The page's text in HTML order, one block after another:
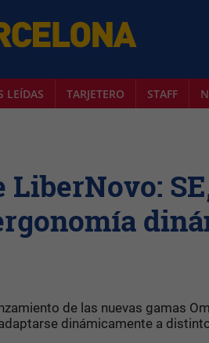
LEÍDAS TARJETERO STAFF
de las nuevas gamas
dinámicamente a